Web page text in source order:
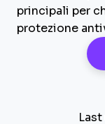
principali per
protezione